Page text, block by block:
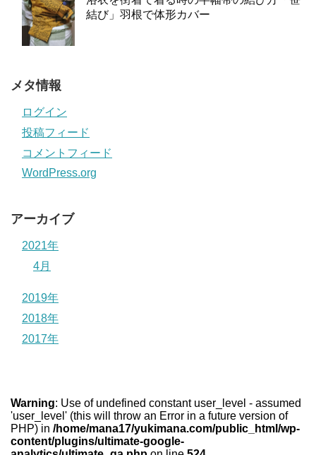
結び」羽根で体形カバー
メタ情報
ログイン
投稿フィード
コメントフィード
WordPress.org
アーカイブ
2021年
4月
2019年
2018年
2017年
Warning: Use of undefined constant user_level - assumed
'user_level' (this will throw an Error in a future version of
PHP) in /home/mana17/yukimana.com/public_html/wp-
content/plugins/ultimate-google-